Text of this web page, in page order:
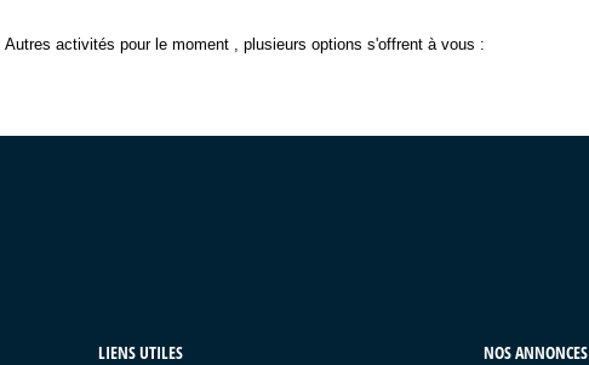
activités pour le moment , plusieurs options s'offrent à vous :
LIENS UTILES NOS ANNONCES